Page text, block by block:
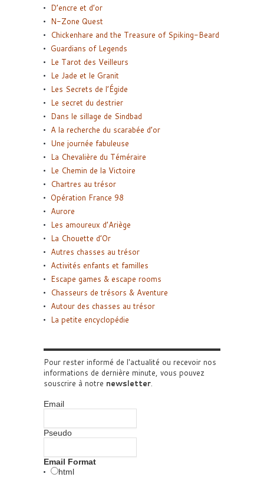
D’encre et d’or
N-Zone Quest
Chickenhare and the Treasure of Spiking-Beard
Guardians of Legends
Le Tarot des Veilleurs
Le Jade et le Granit
Les Secrets de l’Égide
Le secret du destrier
Dans le sillage de Sindbad
A la recherche du scarabée d’or
Une journée fabuleuse
La Chevalière du Téméraire
Le Chemin de la Victoire
Chartres au trésor
Opération France 98
Aurore
Les amoureux d’Ariège
La Chouette d’Or
Autres chasses au trésor
Activités enfants et familles
Escape games & escape rooms
Chasseurs de trésors & Aventure
Autour des chasses au trésor
La petite encyclopédie
Pour rester informé de l'actualité ou recevoir nos
informations de dernière minute, vous pouvez
souscrire à notre newsletter.
Email
Pseudo
Email Format
html